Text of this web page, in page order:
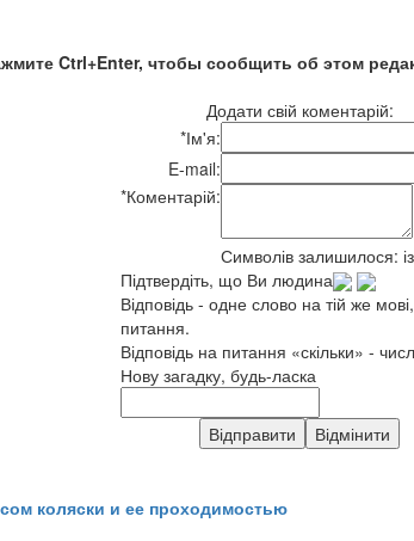
Ctrl+Enter, чтобы сообщить об этом
Додати свій коментарій:
*Ім'я:
E-mail:
*Коментарій:
Символів залишилося: із
Підтвердіть, що Ви людина
Відповідь - одне слово на тій же
питання.
Відповідь на питання «скільки» -
Нову загадку, будь-ласка
коляски и ее проходимостью